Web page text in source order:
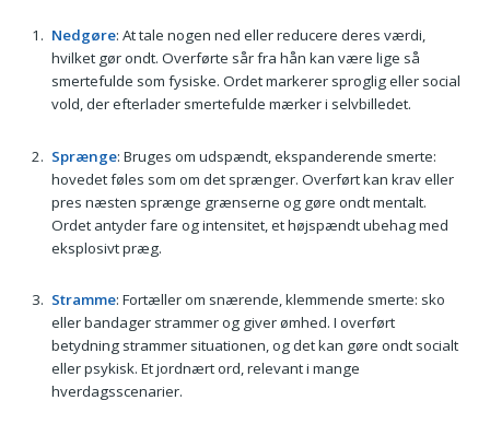
Nedgøre: At tale nogen ned eller reducere deres værdi,
hvilket gør ondt. Overførte sår fra hån kan være lige så
smertefulde som fysiske. Ordet markerer sproglig eller social
vold, der efterlader smertefulde mærker i selvbilledet.
Sprænge: Bruges om udspændt, ekspanderende smerte:
hovedet føles som om det sprænger. Overført kan krav eller
pres næsten sprænge grænserne og gøre ondt mentalt.
Ordet antyder fare og intensitet, et højspændt ubehag med
eksplosivt præg.
Stramme: Fortæller om snærende, klemmende smerte: sko
eller bandager strammer og giver ømhed. I overført
betydning strammer situationen, og det kan gøre ondt socialt
eller psykisk. Et jordnært ord, relevant i mange
hverdagsscenarier.